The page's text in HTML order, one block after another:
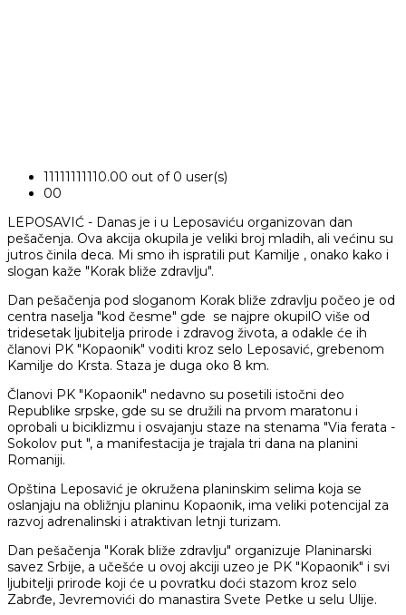
11111111110.00 out of 0 user(s)
00
LEPOSAVIĆ - Danas je i u Leposaviću organizovan dan
pešačenja. Ova akcija okupila je veliki broj mladih, ali većinu su
jutros činila deca. Mi smo ih ispratili put Kamilje , onako kako i
slogan kaže "Korak bliže zdravlju".
Dan pešačenja pod sloganom Korak bliže zdravlju počeo je od
centra naselja "kod česme" gde se najpre okupilO više od
tridesetak ljubitelja prirode i zdravog života, a odakle će ih
članovi PK "Kopaonik" voditi kroz selo Leposavić, grebenom
Kamilje do Krsta. Staza je duga oko 8 km.
Članovi PK "Kopaonik" nedavno su posetili istočni deo
Republike srpske, gde su se družili na prvom maratonu i
oprobali u biciklizmu i osvajanju staze na stenama "Via ferata -
Sokolov put ", a manifestacija je trajala tri dana na planini
Romaniji.
Opština Leposavić je okružena planinskim selima koja se
oslanjaju na obližnju planinu Kopaonik, ima veliki potencijal za
razvoj adrenalinski i atraktivan letnji turizam.
Dan pešačenja "Korak bliže zdravlju" organizuje Planinarski
savez Srbije, a učešće u ovoj akciji uzeo je PK "Kopaonik" i svi
ljubitelji prirode koji će u povratku doći stazom kroz selo
Zabrđe, Jevremovići do manastira Svete Petke u selu Ulije.